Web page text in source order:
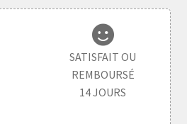
SATISFAIT OU
REMBOURSÉ
14 JOURS